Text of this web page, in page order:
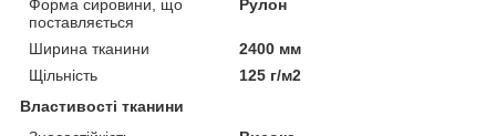
Форма сировини, що
поставляється
Рулон
Ширина тканини
2400 мм
Щільність
125 г/м2
Властивості тканини